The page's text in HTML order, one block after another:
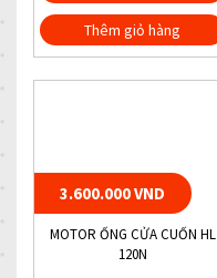
Thêm giỏ hàng
3.600.000 VND
MOTOR ỐNG CỬA CUỐN HL
120N